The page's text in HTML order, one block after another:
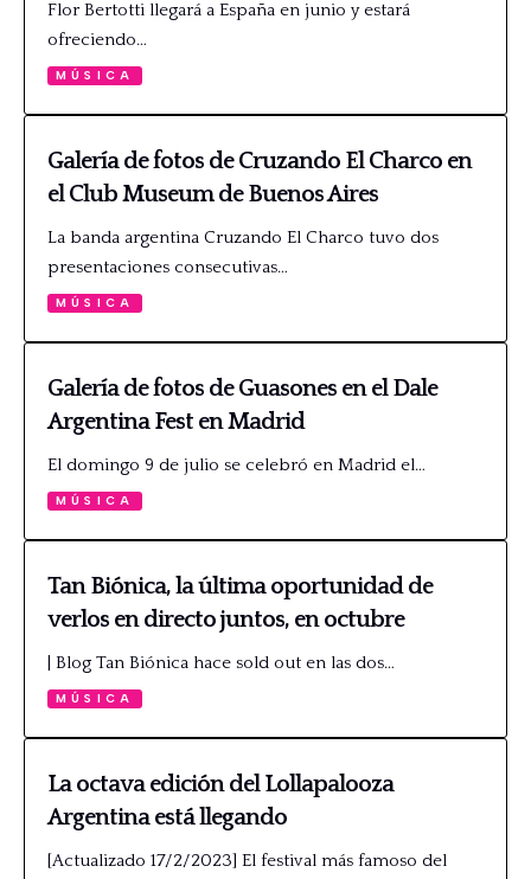
Flor Bertotti llegará a España en junio y estará
ofreciendo…
MÚSICA
Galería de fotos de Cruzando El Charco en
el Club Museum de Buenos Aires
La banda argentina Cruzando El Charco tuvo dos
presentaciones consecutivas…
MÚSICA
Galería de fotos de Guasones en el Dale
Argentina Fest en Madrid
El domingo 9 de julio se celebró en Madrid el…
MÚSICA
Tan Biónica, la última oportunidad de
verlos en directo juntos, en octubre
| Blog Tan Biónica hace sold out en las dos…
MÚSICA
La octava edición del Lollapalooza
Argentina está llegando
[Actualizado 17/2/2023] El festival más famoso del